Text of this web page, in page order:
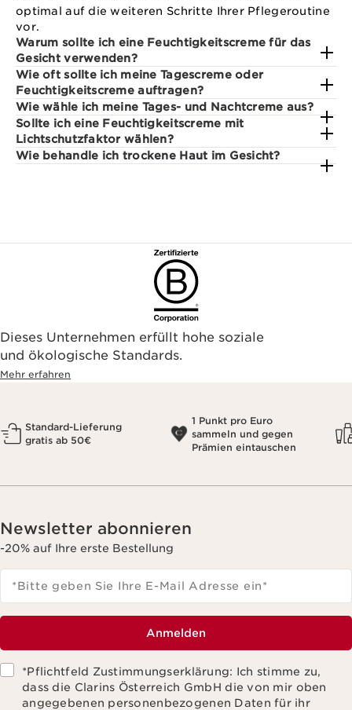
optimal auf die weiteren Schritte Ihrer Pflegeroutine
vor.
Warum sollte ich eine Feuchtigkeitscreme für das
Gesicht verwenden?
Wie oft sollte ich meine Tagescreme oder
Feuchtigkeitscreme auftragen?
Wie wähle ich meine Tages- und Nachtcreme aus?
Sollte ich eine Feuchtigkeitscreme mit
Lichtschutzfaktor wählen?
Wie behandle ich trockene Haut im Gesicht?
Dieses Unternehmen erfüllt hohe soziale
und ökologische Standards.
Mehr erfahren
Standard-Lieferung
gratis ab 50€
1 Punkt pro Euro
sammeln und gegen
Prämien eintauschen
Newsletter abonnieren
-20% auf Ihre erste Bestellung
*Bitte geben Sie Ihre E-Mail Adresse ein*
Anmelden
*Pflichtfeld Zustimmungserklärung: Ich stimme zu,
dass die Clarins Österreich GmbH die von mir oben
angegebenen personenbezogenen Daten für ihr